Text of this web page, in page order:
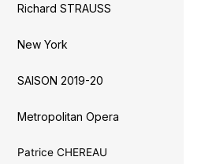
Richard STRAUSS
New York
SAISON 2019-20
Metropolitan Opera
Patrice CHEREAU